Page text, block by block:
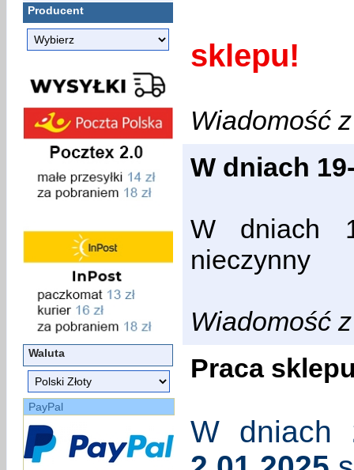
Producent
Waluta
PayPal
sklepu!
Wiadomość
W dniach
W dniach
nieczynny
Wiadomość
Praca
W dniach